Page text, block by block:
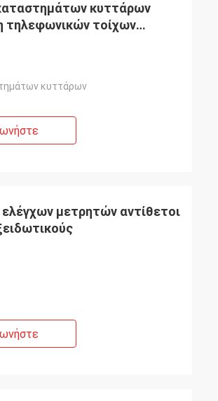
κυττάρων
τηλεφωνικών τοίχων
κυττάρων
ελέγχων μετρητών αντίθετοι